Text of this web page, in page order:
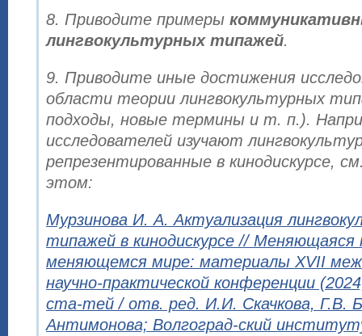
8. Приводите примеры
лингвокультурных типажей.
9. Приводите иные достижения
области теории лингвокультурных
подходы, новые термины и т. п.).
исследователей изучают
репрезентированные в кинодискурсе,
этом:
Мурзинова И. А. Актуализация
типажей в кинодискурсе // Меняющаяся
меняющемся мире: материалы XVII
научно-практической конференции
ста-тей / отв. ред. И.И. Скачкова, Г.В.
Антимонова; Волгоград-ский